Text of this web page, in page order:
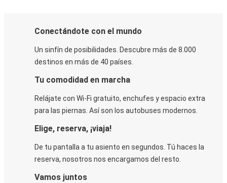
Conectándote con el mundo
Un sinfín de posibilidades. Descubre más de 8.000
destinos en más de 40 países.
Tu comodidad en marcha
Relájate con Wi-Fi gratuito, enchufes y espacio extra
para las piernas. Así son los autobuses modernos.
Elige, reserva, ¡viaja!
De tu pantalla a tu asiento en segundos. Tú haces la
reserva, nosotros nos encargamos del resto.
Vamos juntos